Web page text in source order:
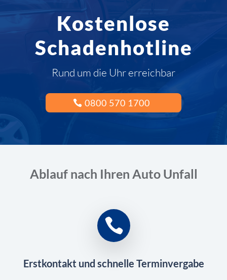
Kostenlose
Schadenhotline
Rund um die Uhr erreichbar
0800 570 1700
Ablauf nach Ihren Auto Unfall
Erstkontakt und schnelle Terminvergabe